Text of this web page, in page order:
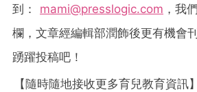
到：
mami@presslogic.com ，我
欄，文章經編輯部潤飾後更有機會
踴躍投稿吧！
【隨時隨地接收更多育兒教育資訊】